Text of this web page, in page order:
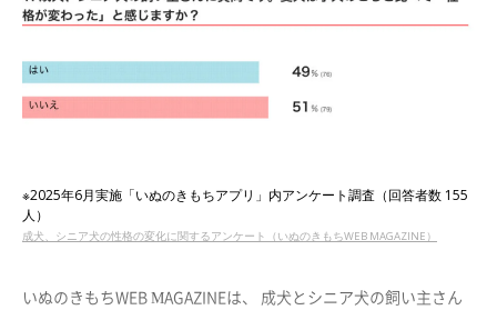
※2025年6月実施「いぬのきもちアプリ」内アンケート調査（回答者数 155
人）
成犬、シニア犬の性格の変化に関するアンケート（いぬのきもちWEB MAGAZINE）
いぬのきもちWEB MAGAZINEは、 成犬とシニア犬の飼い主さん